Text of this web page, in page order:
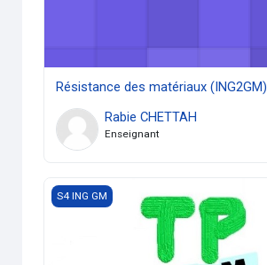
Résistance des matériaux (ING2GM)
Rabie CHETTAH
Enseignant
TP RDM (ING2GM)
S4 ING GM